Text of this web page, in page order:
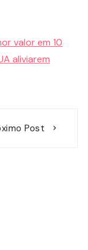
valor em 10
aliviarem
Post